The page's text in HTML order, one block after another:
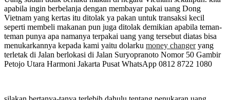
apabila ingin berbelanja dengan membayar pakai uang Dong
Vietnam yang kertas itu ditolak ya pakan untuk transaksi kecil
seperti membeli makanan pun juga ditolak demikian apabila teman-
teman punya apa namanya terpakai uang yang tersebut diatas bisa
menukarkannya kepada kami yaitu dolarku money changeryang
terletak di Jalan berlokasi di Jalan Suryopranoto Nomor 50 Gambir
Petojo Utara Harmoni Jakarta Pusat WhatsApp 0812 8722 1080